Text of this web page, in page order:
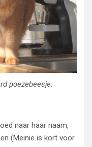
poezebeesje.
naar haar naam,
(Meinie is kort voor